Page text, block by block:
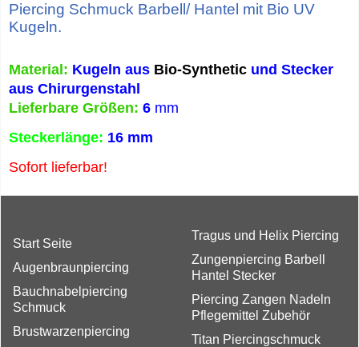
Piercing Schmuck Barbell/ Hantel mit Bio UV
Kugeln.
Material: Kugeln aus Bio-Synthetic und Stecker
aus Chirurgenstahl
Lieferbare Größen: 6 mm
Steckerlänge: 16 mm
Sofort lieferbar!
Start Seite
Augenbraunpiercing
Bauchnabelpiercing
Schmuck
Brustwarzenpiercing
Tragus und Helix Piercing
Zungenpiercing Barbell
Hantel Stecker
Piercing Zangen Nadeln
Pflegemittel Zubehör
Titan Piercingschmuck